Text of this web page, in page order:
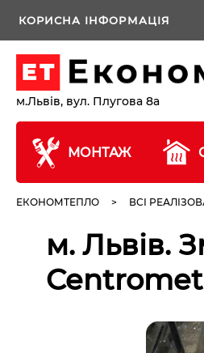
КОРИСНА ІНФОРМАЦІЯ
м.Львів, вул. Плугова 8а
МОНТАЖ
ЕКОНОМТЕПЛО > ВСІ
м. Львів.